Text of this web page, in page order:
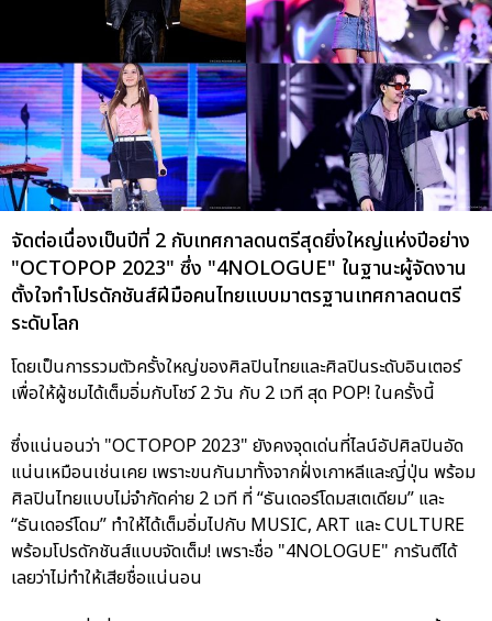
จัดต่อเนื่องเป็นปีที่ 2 กับเทศกาลดนตรีสุดยิ่งใหญ่แห่งปีอย่าง
"OCTOPOP 2023" ซึ่ง "4NOLOGUE" ในฐานะผู้จัดงาน
ตั้งใจทำโปรดักชันส์ฝีมือคนไทยแบบมาตรฐานเทศกาลดนตรี
ระดับโลก
โดยเป็นการรวมตัวครั้งใหญ่ของศิลปินไทยและศิลปินระดับอินเตอร์
เพื่อให้ผู้ชมได้เต็มอิ่มกับโชว์ 2 วัน กับ 2 เวที สุด POP! ในครั้งนี้
ซึ่งแน่นอนว่า "OCTOPOP 2023" ยังคงจุดเด่นที่ไลน์อัปศิลปินอัด
แน่นเหมือนเช่นเคย เพราะขนกันมาทั้งจากฝั่งเกาหลีและญี่ปุ่น พร้อม
ศิลปินไทยแบบไม่จำกัดค่าย 2 เวที ที่ “ธันเดอร์โดมสเตเดียม” และ
“ธันเดอร์โดม” ทำให้ได้เต็มอิ่มไปกับ MUSIC, ART และ CULTURE
พร้อมโปรดักชันส์แบบจัดเต็ม! เพราะชื่อ "4NOLOGUE" การันตีได้
เลยว่าไม่ทำให้เสียชื่อแน่นอน